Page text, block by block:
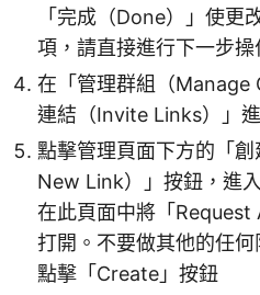
「完成（Done）」使更
項，請直接進行下一步操
在「管理群組（Manage
連結（Invite Links）」
點擊管理頁面下方的「
New Link）」按鈕，進
在此頁面中將「
打開。不要做其他的任何
點擊「Create」按鈕